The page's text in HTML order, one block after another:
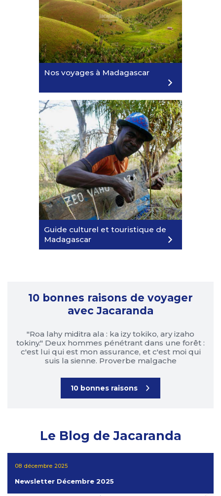
Ethiopian Airlines
RÉSERVEZ
19/12/2026
Ethiopian Airlines
RÉSERVEZ
Nos voyages à Madagascar
Guide culturel et touristique de
Madagascar
10 bonnes raisons de voyager
avec Jacaranda
"Roa lahy miditra ala : ka izy tokiko, ary izaho
tokiny." Deux hommes pénétrant dans une forêt :
c'est lui qui est mon assurance, et c'est moi qui
suis la sienne. Proverbe malgache
10 bonnes raisons
Le Blog de Jacaranda
08 décembre 2025
Newsletter Décembre 2025